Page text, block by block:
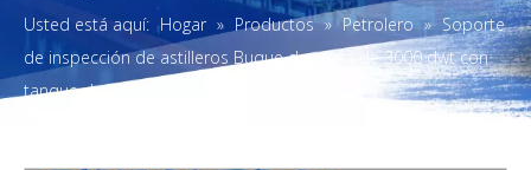
Usted está aquí: Hogar » Productos » Petrolero » Soporte
de inspección de astilleros Buque de carga de 3000 dwt con
tanque de aceite